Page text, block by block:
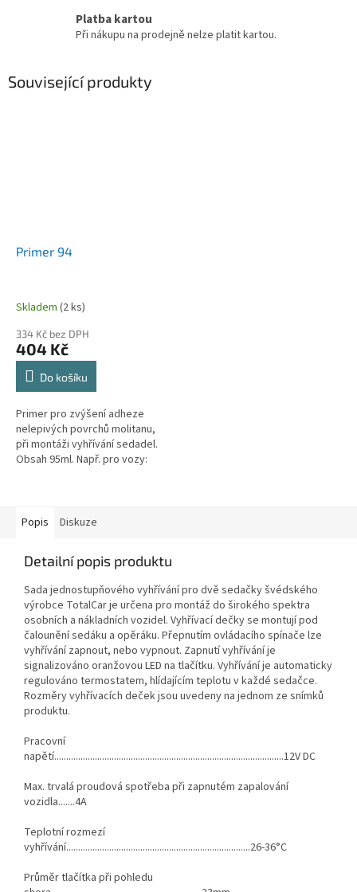
Platba kartou
Při nákupu na prodejně nelze platit kartou.
Související produkty
Primer 94
Skladem (2 ks)
334 Kč bez DPH
404 Kč
Do košíku
Primer pro zvýšení adheze
nelepivých povrchů molitanu,
při montáži vyhřívání sedadel.
Obsah 95ml. Např. pro vozy:
Potřebné množství na 1
Popis Diskuze
Detailní popis produktu
Sada jednostupňového vyhřívání pro dvě sedačky švédského
výrobce TotalCar je určena pro montáž do širokého spektra
osobních a nákladních vozidel. Vyhřívací dečky se montují pod
čalounění sedáku a opěráku. Přepnutím ovládacího spínače lze
vyhřívání zapnout, nebo vypnout. Zapnutí vyhřívání je
signalizováno oranžovou LED na tlačítku. Vyhřívání je automaticky
regulováno termostatem, hlídajícím teplotu v každé sedačce.
Rozměry vyhřívacích deček jsou uvedeny na jednom ze snímků
produktu.
Pracovní
napětí................................................................................................12V DC
Max. trvalá proudová spotřeba při zapnutém zapalování
vozidla.......4A
Teplotní rozmezí
vyhřívání.............................................................................26-36°C
Průměr tlačítka při pohledu